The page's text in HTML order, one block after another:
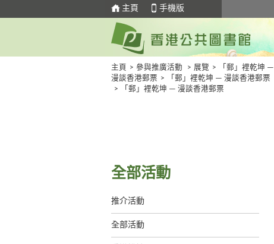
主頁 手機版
主頁 > 參與推廣活動 > 展覽 >
「郵」裡乾坤 —
漫談香港郵票 >
「郵」裡乾坤 — 漫談香港郵票
>
「郵」裡乾坤 — 漫談香港郵票
全部活動
推介活動
全部活動